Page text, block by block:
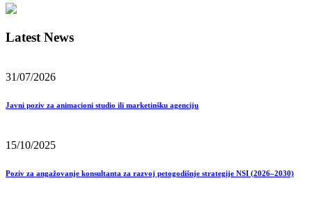
Latest News
31/07/2026
Javni poziv za animacioni studio ili marketinšku agenciju
15/10/2025
Poziv za angažovanje konsultanta za razvoj petogodišnje strategije NSI (2026–2030)